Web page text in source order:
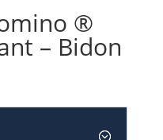
®
– Bidon